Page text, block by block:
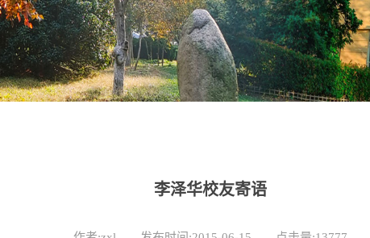
李泽华校友寄语